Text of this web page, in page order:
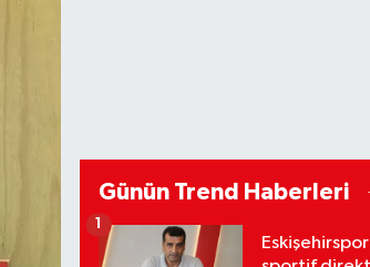
Günün Trend Haberleri